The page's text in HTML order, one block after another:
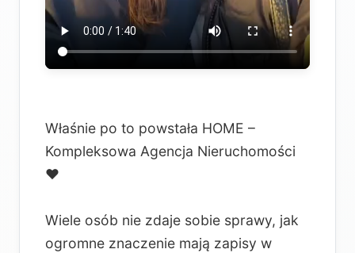
Właśnie po to powstała HOME –
Kompleksowa Agencja Nieruchomości
❤️
Wiele osób nie zdaje sobie sprawy, jak
ogromne znaczenie mają zapisy w